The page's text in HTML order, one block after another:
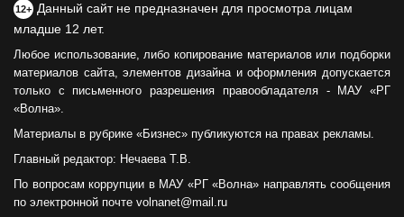
12+ Данный сайт не предназначен для просмотра лицам
младше 12 лет.
Любое использование, либо копирование материалов или подборки
материалов сайта, элементов дизайна и оформления допускается
только с письменного разрешения правообладателя - МАУ «РГ
«Волна».
Материалы в рубрике «Бизнес» публикуются на правах рекламы.
Главный редактор: Нечаева Т.В.
По вопросам коррупции в МАУ «РГ «Волна» направлять сообщения
по электронной почте volnanet@mail.ru